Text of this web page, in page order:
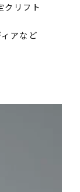
クリフト
アなど